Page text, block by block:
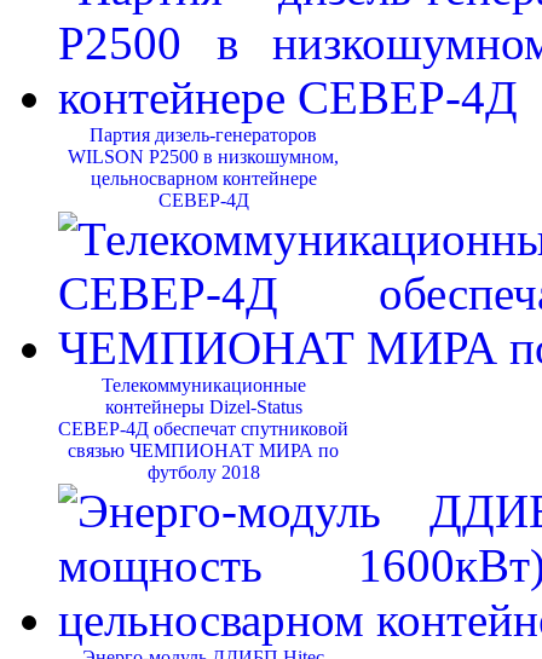
Партия дизель-генераторов
WILSON P2500 в низкошумном,
цельносварном контейнере
СЕВЕР-4Д
Телекоммуникационные
контейнеры Dizel-Status
СЕВЕР-4Д обеспечат спутниковой
связью ЧЕМПИОНАТ МИРА по
футболу 2018